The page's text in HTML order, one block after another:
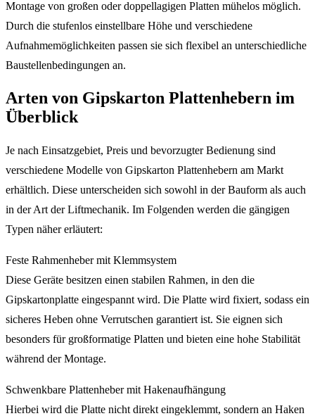
Montage von großen oder doppellagigen Platten mühelos möglich.
Durch die stufenlos einstellbare Höhe und verschiedene
Aufnahmemöglichkeiten passen sie sich flexibel an unterschiedliche
Baustellenbedingungen an.
Arten von Gipskarton Plattenhebern im
Überblick
Je nach Einsatzgebiet, Preis und bevorzugter Bedienung sind
verschiedene Modelle von Gipskarton Plattenhebern am Markt
erhältlich. Diese unterscheiden sich sowohl in der Bauform als auch
in der Art der Liftmechanik. Im Folgenden werden die gängigen
Typen näher erläutert:
Feste Rahmenheber mit Klemmsystem
Diese Geräte besitzen einen stabilen Rahmen, in den die
Gipskartonplatte eingespannt wird. Die Platte wird fixiert, sodass ein
sicheres Heben ohne Verrutschen garantiert ist. Sie eignen sich
besonders für großformatige Platten und bieten eine hohe Stabilität
während der Montage.
Schwenkbare Plattenheber mit Hakenaufhängung
Hierbei wird die Platte nicht direkt eingeklemmt, sondern an Haken